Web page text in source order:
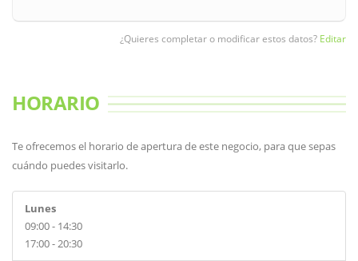
¿Quieres completar o modificar estos datos? Editar
HORARIO
Te ofrecemos el horario de apertura de este negocio, para que sepas
cuándo puedes visitarlo.
Lunes
09:00 - 14:30
17:00 - 20:30